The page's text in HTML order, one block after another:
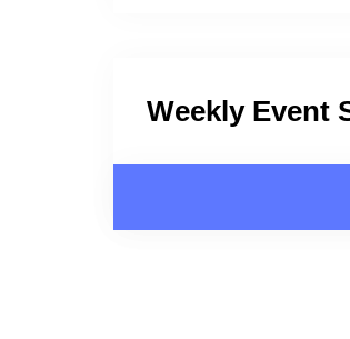
Weekly Event